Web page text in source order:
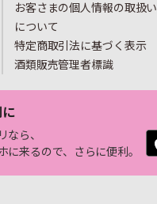
お客さまの個人情報の取扱い
について
特定商取引法に基づく表示
酒類販売管理者標識
なら、
に来るので、さらに便利。